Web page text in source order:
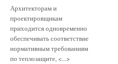
Архитекторам и
проектировщикам
приходится одновременно
обеспечивать соответствие
нормативным требованиям
по теплозащите, <...>